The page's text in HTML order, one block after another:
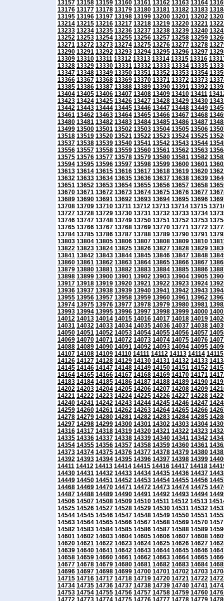
13157 13158 13159 13160 13161 13162 13163 13164
13176 13177 13178 13179 13180 13181 13182 13183
13195 13196 13197 13198 13199 13200 13201 13202
13214 13215 13216 13217 13218 13219 13220 13221
13233 13234 13235 13236 13237 13238 13239 13240
13252 13253 13254 13255 13256 13257 13258 13259
13271 13272 13273 13274 13275 13276 13277 13278
13290 13291 13292 13293 13294 13295 13296 13297
13309 13310 13311 13312 13313 13314 13315 13316
13328 13329 13330 13331 13332 13333 13334 13335
13347 13348 13349 13350 13351 13352 13353 13354
13366 13367 13368 13369 13370 13371 13372 13373
13385 13386 13387 13388 13389 13390 13391 13392
13404 13405 13406 13407 13408 13409 13410 13411
13423 13424 13425 13426 13427 13428 13429 13430
13442 13443 13444 13445 13446 13447 13448 13449
13461 13462 13463 13464 13465 13466 13467 13468
13480 13481 13482 13483 13484 13485 13486 13487
13499 13500 13501 13502 13503 13504 13505 13506
13518 13519 13520 13521 13522 13523 13524 13525
13537 13538 13539 13540 13541 13542 13543 13544
13556 13557 13558 13559 13560 13561 13562 13563
13575 13576 13577 13578 13579 13580 13581 13582
13594 13595 13596 13597 13598 13599 13600 13601
13613 13614 13615 13616 13617 13618 13619 13620
13632 13633 13634 13635 13636 13637 13638 13639
13651 13652 13653 13654 13655 13656 13657 13658
13670 13671 13672 13673 13674 13675 13676 13677
13689 13690 13691 13692 13693 13694 13695 13696
13708 13709 13710 13711 13712 13713 13714 13715
13727 13728 13729 13730 13731 13732 13733 13734
13746 13747 13748 13749 13750 13751 13752 13753
13765 13766 13767 13768 13769 13770 13771 13772
13784 13785 13786 13787 13788 13789 13790 13791
13803 13804 13805 13806 13807 13808 13809 13810
13822 13823 13824 13825 13826 13827 13828 13829
13841 13842 13843 13844 13845 13846 13847 13848
13860 13861 13862 13863 13864 13865 13866 13867
13879 13880 13881 13882 13883 13884 13885 13886
13898 13899 13900 13901 13902 13903 13904 13905
13917 13918 13919 13920 13921 13922 13923 13924
13936 13937 13938 13939 13940 13941 13942 13943
13955 13956 13957 13958 13959 13960 13961 13962
13974 13975 13976 13977 13978 13979 13980 13981
13993 13994 13995 13996 13997 13998 13999 14000
14012 14013 14014 14015 14016 14017 14018 14019
14031 14032 14033 14034 14035 14036 14037 14038
14050 14051 14052 14053 14054 14055 14056 14057
14069 14070 14071 14072 14073 14074 14075 14076
14088 14089 14090 14091 14092 14093 14094 14095
14107 14108 14109 14110 14111 14112 14113 14114 14115
14126 14127 14128 14129 14130 14131 14132 14133
14145 14146 14147 14148 14149 14150 14151 14152
14164 14165 14166 14167 14168 14169 14170 14171
14183 14184 14185 14186 14187 14188 14189 14190
14202 14203 14204 14205 14206 14207 14208 14209
14221 14222 14223 14224 14225 14226 14227 14228
14240 14241 14242 14243 14244 14245 14246 14247
14259 14260 14261 14262 14263 14264 14265 14266
14278 14279 14280 14281 14282 14283 14284 14285
14297 14298 14299 14300 14301 14302 14303 14304
14316 14317 14318 14319 14320 14321 14322 14323
14335 14336 14337 14338 14339 14340 14341 14342
14354 14355 14356 14357 14358 14359 14360 14361
14373 14374 14375 14376 14377 14378 14379 14380
14392 14393 14394 14395 14396 14397 14398 14399
14411 14412 14413 14414 14415 14416 14417 14418
14430 14431 14432 14433 14434 14435 14436 14437
14449 14450 14451 14452 14453 14454 14455 14456
14468 14469 14470 14471 14472 14473 14474 14475
14487 14488 14489 14490 14491 14492 14493 14494
14506 14507 14508 14509 14510 14511 14512 14513
14525 14526 14527 14528 14529 14530 14531 14532
14544 14545 14546 14547 14548 14549 14550 14551
14563 14564 14565 14566 14567 14568 14569 14570
14582 14583 14584 14585 14586 14587 14588 14589
14601 14602 14603 14604 14605 14606 14607 14608
14620 14621 14622 14623 14624 14625 14626 14627
14639 14640 14641 14642 14643 14644 14645 14646
14658 14659 14660 14661 14662 14663 14664 14665
14677 14678 14679 14680 14681 14682 14683 14684
14696 14697 14698 14699 14700 14701 14702 14703
14715 14716 14717 14718 14719 14720 14721 14722
14734 14735 14736 14737 14738 14739 14740 14741
14753 14754 14755 14756 14757 14758 14759 14760
14772 14773 14774 14775 14776 14777 14778 14779